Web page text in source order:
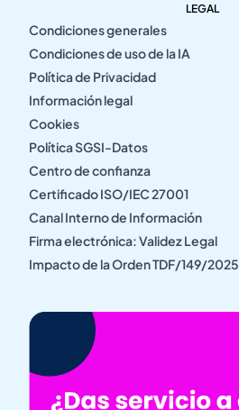
LEGAL
Condiciones generales
Condiciones de uso de la IA
Política de Privacidad
Información legal
Cookies
Política SGSI-Datos
Centro de confianza
Certificado ISO/IEC 27001
Canal Interno de Información
Firma electrónica: Validez Legal
Impacto de la Orden TDF/149/2025